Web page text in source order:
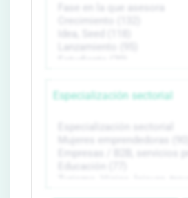
Especialización sectorial